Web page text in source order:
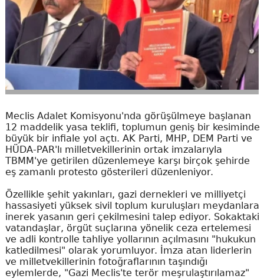
Meclis Adalet Komisyonu'nda görüşülmeye başlanan
12 maddelik yasa teklifi, toplumun geniş bir kesiminde
büyük bir infiale yol açtı. AK Parti, MHP, DEM Parti ve
HÜDA-PAR'lı milletvekillerinin ortak imzalarıyla
TBMM'ye getirilen düzenlemeye karşı birçok şehirde
eş zamanlı protesto gösterileri düzenleniyor.
Özellikle şehit yakınları, gazi dernekleri ve milliyetçi
hassasiyeti yüksek sivil toplum kuruluşları meydanlara
inerek yasanın geri çekilmesini talep ediyor. Sokaktaki
vatandaşlar, örgüt suçlarına yönelik ceza ertelemesi
ve adli kontrolle tahliye yollarının açılmasını "hukukun
katledilmesi" olarak yorumluyor. İmza atan liderlerin
ve milletvekillerinin fotoğraflarının taşındığı
eylemlerde, "Gazi Meclis'te terör meşrulaştırılamaz"